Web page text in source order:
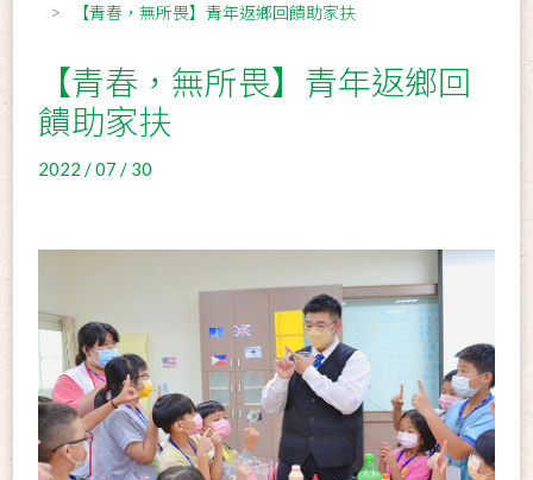
【青春，無所畏】青年返鄉回饋助家扶​
【青春，無所畏】青年返鄉回
饋助家扶​
2022 / 07 / 30